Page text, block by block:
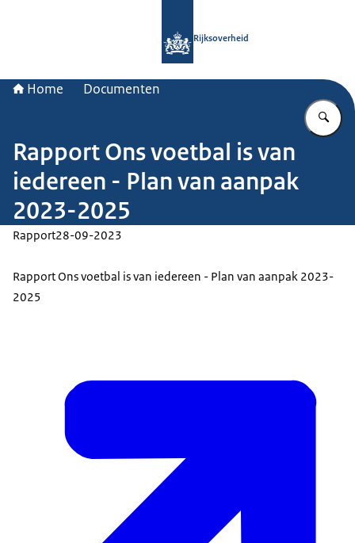
Rijksoverheid
Home Documenten
Rapport Ons voetbal is van
iedereen - Plan van aanpak
2023-2025
Rapport28-09-2023
Rapport Ons voetbal is van iedereen - Plan van aanpak 2023-
2025